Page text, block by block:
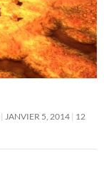
JANVIER 5, 2014 12